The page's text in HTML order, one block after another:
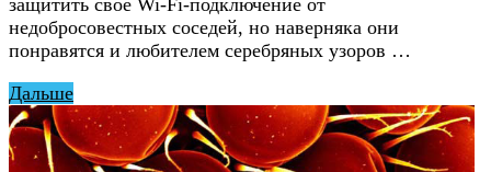
защитить свое Wi-Fi-подключение от
недобросовестных соседей, но наверняка они
понравятся и любителем серебряных узоров …
Дальше